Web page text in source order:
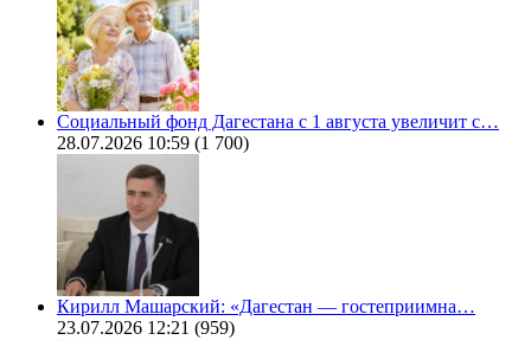
Социальный фонд Дагестана с 1 августа увеличит с…
28.07.2026 10:59 (1 700)
Кирилл Машарский: «Дагестан — гостеприимна…
23.07.2026 12:21 (959)